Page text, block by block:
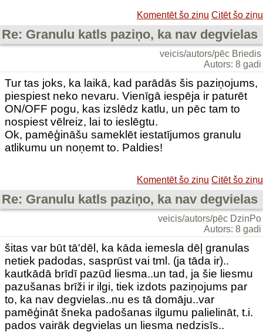
Komentēt šo ziņu Citēt šo ziņu
Re: Granulu katls paziņo, ka nav degvielas
veicis/autors/pēc Briedis
Autors: 8 gadi
Tur tas joks, ka laikā, kad parādās šis paziņojums,
piespiest neko nevaru. Vienīgā iespēja ir paturēt
ON/OFF pogu, kas izslēdz katlu, un pēc tam to
nospiest vēlreiz, lai to ieslēgtu.
Ok, pamēģināšu sameklēt iestatījumos granulu
atlikumu un noņemt to. Paldies!
Komentēt šo ziņu Citēt šo ziņu
Re: Granulu katls paziņo, ka nav degvielas
veicis/autors/pēc DzinPo
Autors: 8 gadi
šitas var būt tā'dēl, ka kāda iemesla dēļ granulas
netiek padodas, sasprūst vai tml. (ja tāda ir)..
kautkādā brīdī pazūd liesma..un tad, ja šie liesmu
pazušanas brīži ir ilgi, tiek izdots paziņojums par
to, ka nav degvielas..nu es tā domāju..var
pamēģināt šneka padošanas ilgumu palielināt, t.i.
pados vairāk degvielas un liesma nedzisīs..